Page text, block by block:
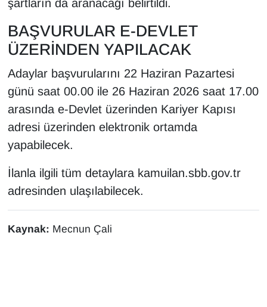
şartların da aranacağı belirtildi.
BAŞVURULAR E-DEVLET
ÜZERİNDEN YAPILACAK
Adaylar başvurularını 22 Haziran Pazartesi
günü saat 00.00 ile 26 Haziran 2026 saat 17.00
arasında e-Devlet üzerinden Kariyer Kapısı
adresi üzerinden elektronik ortamda
yapabilecek.
İlanla ilgili tüm detaylara kamuilan.sbb.gov.tr
adresinden ulaşılabilecek.
Kaynak: Mecnun Çali